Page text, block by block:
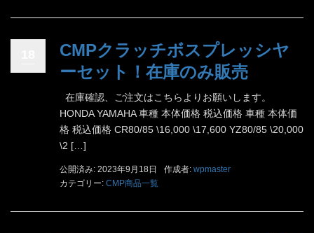
CMPクラッチボスプレッシヤ
ーセット！在庫のみ販売
在庫確認、ご注文はこちらよりお願いします。
HONDA YAMAHA 車種 本体価格 税込価格 車種 本体価
格 税込価格 CR80/85 \16,000 \17,600 YZ80/85 \20,000
\2 […]
公開済み: 2023年9月18日 作成者: wpmaster
カテゴリー: CMP商品一覧